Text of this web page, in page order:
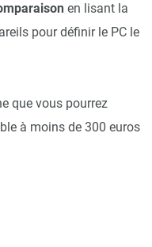
en lisant la
pour définir le PC le
que vous pourrez
à moins de 300 euros